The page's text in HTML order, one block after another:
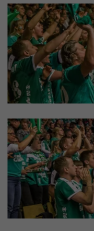
Køb Billet